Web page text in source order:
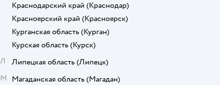
Краснодарский край (Краснодар)
Красноярский край (Красноярск)
Курганская область (Курган)
Курская область (Курск)
Л
Липецкая область (Липецк)
М Магаданская область (Магадан)